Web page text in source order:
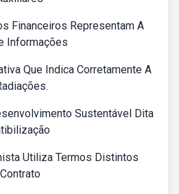
Financeiros Representam A
Informações
Que Indica Corretamente A
Sustentável Dita
Utiliza Termos Distintos